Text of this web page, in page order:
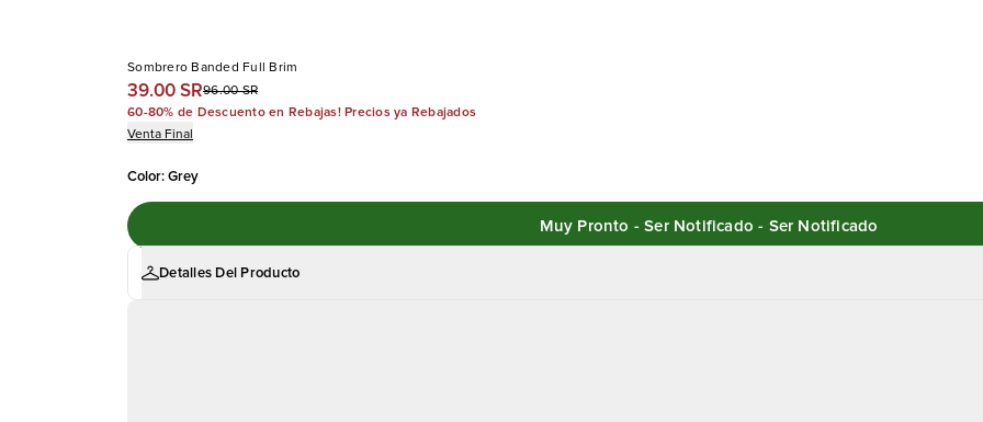
Sombrero Banded Full Brim
39.00 SR96.00 SR
60-80% de Descuento en Rebajas! Precios ya Rebajados
Venta Final
Color:Grey
Muy Pronto - Ser Notificado - Ser Notificado
Detalles Del Producto